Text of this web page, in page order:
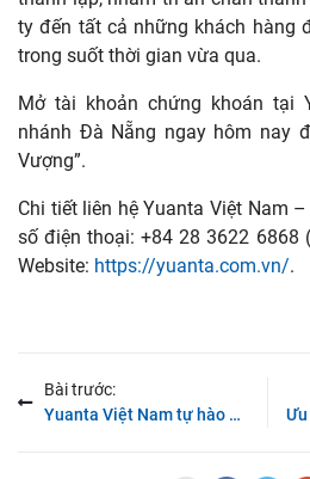
ty đến tất cả những khách hàng
trong suốt thời gian vừa qua.
Mở tài khoản chứng khoán tại
nhánh Đà Nẵng ngay hôm nay
Vượng”.
Chi tiết liên hệ Yuanta Việt Nam
số điện thoại: +84 28 3622 6868
Website: https://yuanta.com.vn/.
Bài trước:
Yuanta Việt Nam tự hào được vinh danh “Nơi làm việc tốt nhất Châu Á 2023” do HR Asia bình chọn